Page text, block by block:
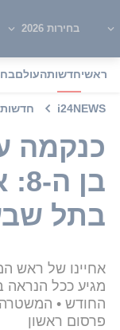
בחירות 2026
ראשיחדשותהעולם
i24NEWS חדשות
כנקמה
בתל
אחיינו של ראש
מגיע ככל הנראה
החודש •
פרסום ראשון